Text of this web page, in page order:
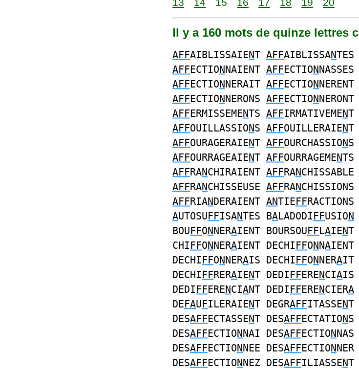
Il y a 160 mots de quinze lettres
AFFAIBLISSAIENT AFFAIBLISSANTES
AFFECTIONNAIENT AFFECTIONNASSES
AFFECTIONNERAIT AFFECTIONNERENT
AFFECTIONNERONS AFFECTIONNERONT
AFFERMISSEMENTS AFFIRMATIVEMENT
AFFOUILLASSIONS AFFOUILLERAIENT
AFFOURAGERAIENT AFFOURCHASSIONS
AFFOURRAGEAIENT AFFOURRAGEMENTS
AFFRANCHIRAIENT AFFRANCHISSABLE
AFFRANCHISSEUSE AFFRANCHISSIONS
AFFRIANDERAIENT ANTIEFFRACTIONS
AUTOSUFFISANTES BALADODIFFUSION
BOUFFONNERAIENT BOURSOUFFLAIENT
CHIFFONNERAIENT DECHIFFONNAIENT
DECHIFFONNERAIS DECHIFFONNERAIT
DECHIFFRERAIENT DEDIFFERENCIAIS
DEDIFFERENCIANT DEDIFFERENCIERA
DEFAUFILERAIENT DEGRAFFITASSENT
DESAFFECTASSENT DESAFFECTATIONS
DESAFFECTIONNAI DESAFFECTIONNAS
DESAFFECTIONNEE DESAFFECTIONNER
DESAFFECTIONNEZ DESAFFILIASSENT